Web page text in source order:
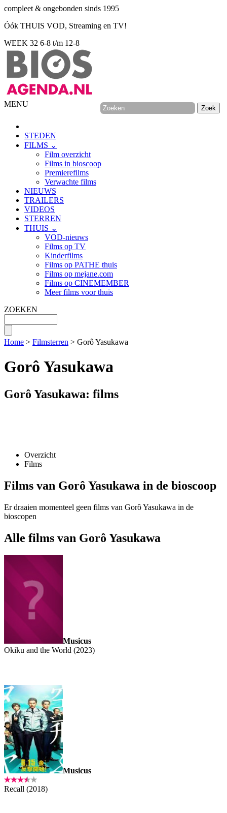
compleet & ongebonden sinds 1995
Óók THUIS VOD, Streaming en TV!
WEEK 32 6-8 t/m 12-8
MENU
STEDEN
FILMS ⌄
Film overzicht
Films in bioscoop
Premierefilms
Verwachte films
NIEUWS
TRAILERS
VIDEOS
STERREN
THUIS ⌄
VOD-nieuws
Films op TV
Kinderfilms
Films op PATHE thuis
Films op mejane.com
Films op CINEMEMBER
Meer films voor thuis
ZOEKEN
Home > Filmsterren > Gorô Yasukawa
Gorô Yasukawa
Gorô Yasukawa: films
Overzicht
Films
Films van Gorô Yasukawa in de bioscoop
Er draaien momenteel geen films van Gorô Yasukawa in de
bioscopen
Alle films van Gorô Yasukawa
Musicus
Okiku and the World (2023)
Musicus
Recall (2018)